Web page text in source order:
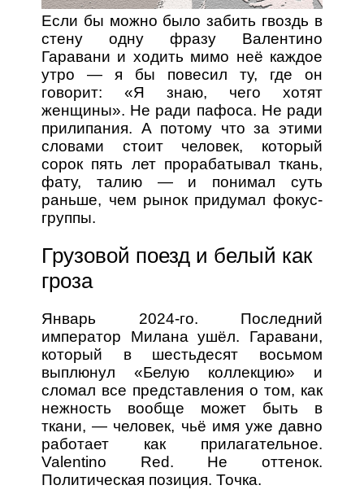
Если бы можно было забить гвоздь в
стену одну фразу Валентино
Гаравани и ходить мимо неё каждое
утро — я бы повесил ту, где он
говорит: «Я знаю, чего хотят
женщины». Не ради пафоса. Не ради
прилипания. А потому что за этими
словами стоит человек, который
сорок пять лет прорабатывал ткань,
фату, талию — и понимал суть
раньше, чем рынок придумал фокус-
группы.
Грузовой поезд и белый как
гроза
Январь 2024-го. Последний
император Милана ушёл. Гаравани,
который в шестьдесят восьмом
выплюнул «Белую коллекцию» и
сломал все представления о том, как
нежность вообще может быть в
ткани, — человек, чьё имя уже давно
работает как прилагательное.
Valentino Red. Не оттенок.
Политическая позиция. Точка.